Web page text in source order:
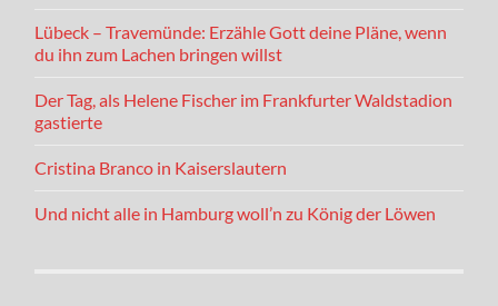
Lübeck – Travemünde: Erzähle Gott deine Pläne, wenn
du ihn zum Lachen bringen willst
Der Tag, als Helene Fischer im Frankfurter Waldstadion
gastierte
Cristina Branco in Kaiserslautern
Und nicht alle in Hamburg woll’n zu König der Löwen